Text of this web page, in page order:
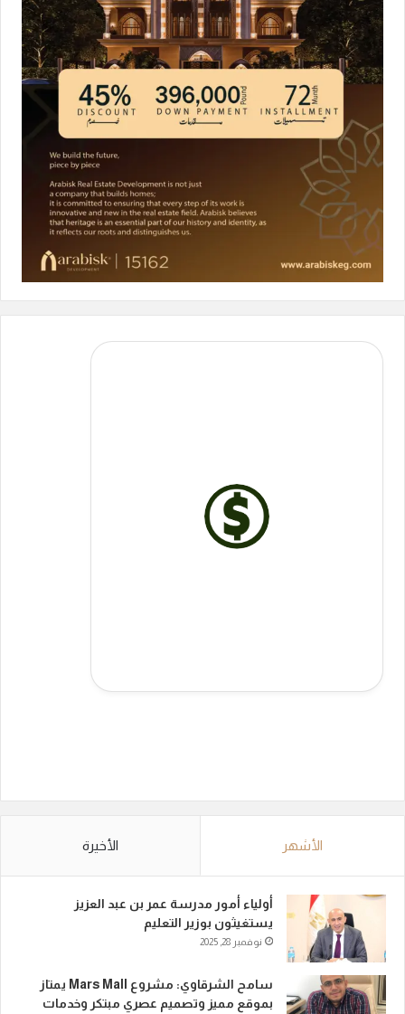
الأشهر الأخيرة
أولياء أمور مدرسة عمر بن عبد العزيز
يستغيثون بوزير التعليم
نوفمبر 28, 2025
سامح الشرقاوي: مشروع Mars Mall يمتاز
بموقع مميز وتصميم عصري مبتكر وخدمات